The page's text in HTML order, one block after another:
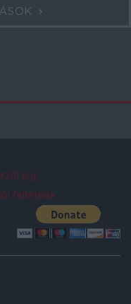
jog
feltételek